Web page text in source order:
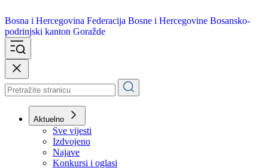
Bosna i Hercegovina
podrinjski kanton Goražde
Aktuelno
Sve vijesti